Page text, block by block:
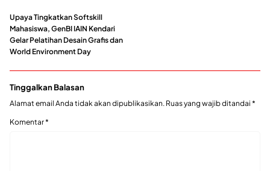
Upaya Tingkatkan Softskill
Mahasiswa, GenBI IAIN Kendari
Gelar Pelatihan Desain Grafis dan
World Environment Day
Tinggalkan Balasan
Alamat email Anda tidak akan dipublikasikan. Ruas yang wajib ditandai *
Komentar*